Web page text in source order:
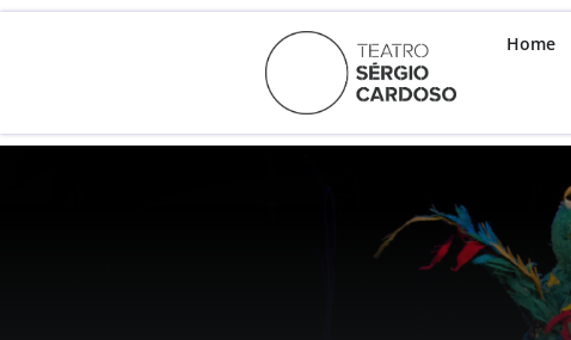
Home